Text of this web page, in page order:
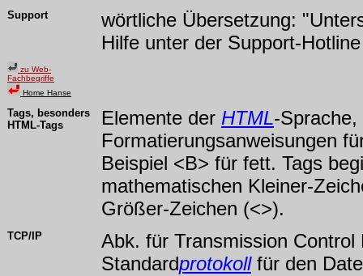
Support
zu Web-
Fachbegriffe
Home Hanse
wörtliche Übersetzung:
Hilfe unter der Support-
Tags, besonders
HTML-Tags
Elemente der HTML-Sprache,
Formatierungsanweisungen
Beispiel <B> für fett. Tags
mathematischen Kleiner-
Größer-Zeichen (<>).
TCP/IP
Abk. für Transmission
Standardprotokollfür den